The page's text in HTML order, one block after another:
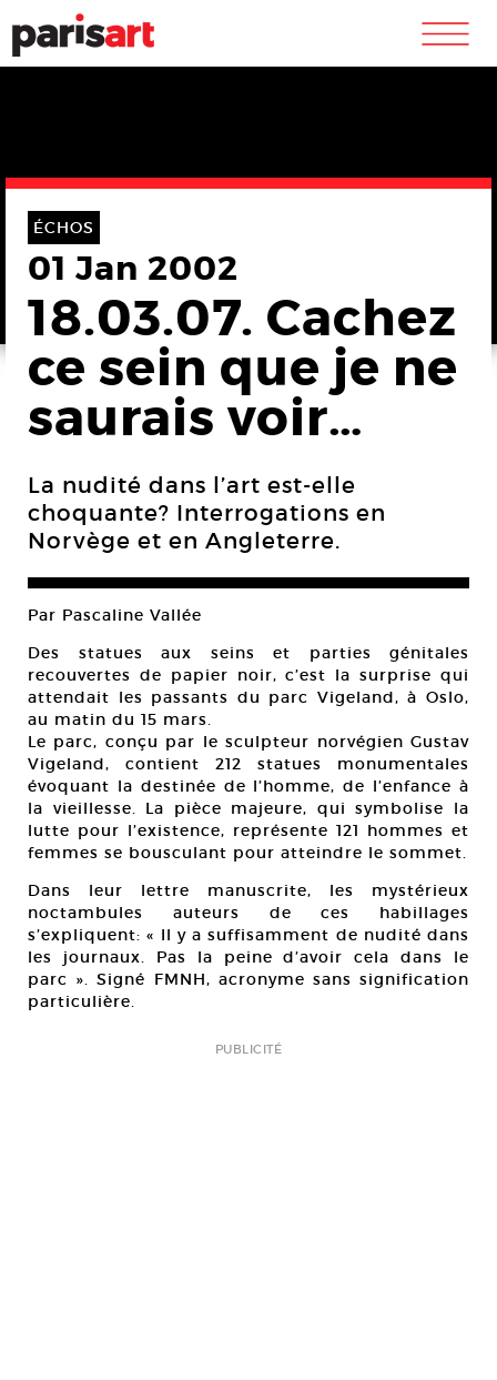
m
ÉCHOS
01 Jan 2002
18.03.07. Cachez
ce sein que je ne
saurais voir…
La nudité dans l’art est-elle
choquante? Interrogations en
Norvège et en Angleterre.
Par Pascaline Vallée
Des statues aux seins et parties génitales
recouvertes de papier noir, c’est la surprise qui
attendait les passants du parc Vigeland, à Oslo,
au matin du 15 mars.
Le parc, conçu par le sculpteur norvégien Gustav
Vigeland, contient 212 statues monumentales
évoquant la destinée de l’homme, de l’enfance à
la vieillesse. La pièce majeure, qui symbolise la
lutte pour l’existence, représente 121 hommes et
femmes se bousculant pour atteindre le sommet.
Dans leur lettre manuscrite, les mystérieux
noctambules auteurs de ces habillages
s’expliquent: « Il y a suffisamment de nudité dans
les journaux. Pas la peine d’avoir cela dans le
parc ». Signé FMNH, acronyme sans signification
particulière.
PUBLICITÉ